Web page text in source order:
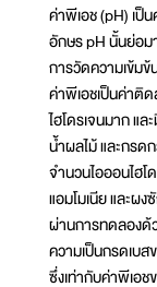
ค่าพีเอช (pH) เป็
อักษร pH นั้นย่อ
การวัดความเข้มข้
ค่าพีเอชเป็นค่าติ
ไฮโดรเจนมาก แ
น้ำผลไม้ และกรด
จำนวนไอออนไฮ
แอมโมเนีย และผ
ผ่านการทดลองด้
ความเป็นกรดเบส
ซึ่งเท่ากับค่าพีเอ